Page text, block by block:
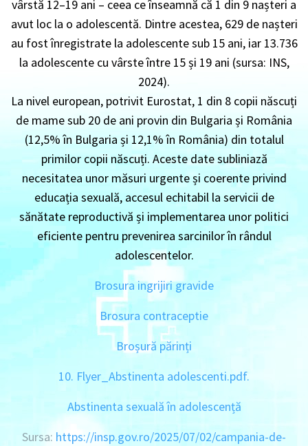
vârstă 12–19 ani – ceea ce înseamnă că 1 din 9 nașteri a
avut loc la o adolescentă. Dintre acestea, 629 de nașteri
au fost înregistrate la adolescente sub 15 ani, iar 13.736
la adolescente cu vârste între 15 și 19 ani (sursa: INS,
2024).
La nivel european, potrivit Eurostat, 1 din 8 copii născuți
de mame sub 20 de ani provin din Bulgaria și România
(12,5% în Bulgaria și 12,1% în România) din totalul
primilor copii născuți. Aceste date subliniază
necesitatea unor măsuri urgente și coerente privind
educația sexuală, accesul echitabil la servicii de
sănătate reproductivă și implementarea unor politici
eficiente pentru prevenirea sarcinilor în rândul
adolescentelor.
Brosura ingrijiri gravide
Brosura contraceptie
Broșură părinți
10. Flyer_Abstinenta adolescenti.pdf.
Abstinenta sexuală în adolescență
Sursa: https://insp.gov.ro/2025/07/02/campania-de-